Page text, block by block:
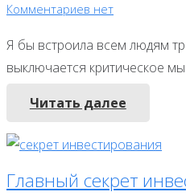
Комментариев нет
Я бы встроила всем людям
выключается критическое
Читать далее
Главный секрет